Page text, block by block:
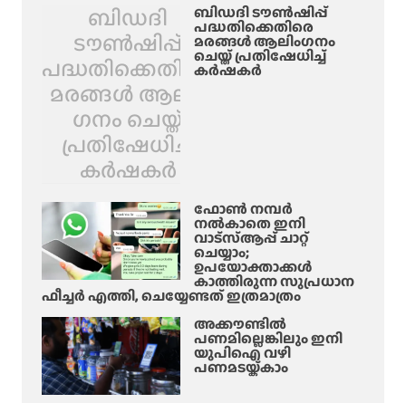
ബിഡദി
ടൗൺഷിപ്പ്
പദ്ധതിക്കെതിരെ
മരങ്ങൾ ആലിം​
ഗനം ചെയ്ത്
പ്രതിഷേധിച്ച്
കർഷകർ
ബിഡദി ടൗൺഷിപ്പ്
പദ്ധതിക്കെതിരെ
മരങ്ങൾ ആലിം​ഗനം
ചെയ്ത് പ്രതിഷേധിച്ച്
കർഷകർ
ഫോൺ നമ്പർ
നൽകാതെ ഇനി
വാട്‌സ്ആപ്പ് ചാറ്റ്
ചെയ്യാം;
ഉപയോക്താക്കൾ
കാത്തിരുന്ന സുപ്രധാന
ഫീച്ചർ എത്തി, ചെയ്യേണ്ടത് ഇത്രമാത്രം
അക്കൗണ്ടിൽ
പണമില്ലെങ്കിലും ഇനി
യുപിഐ വഴി
പണമടയ്ക്കാം